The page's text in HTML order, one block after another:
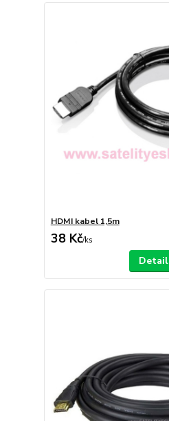
HDMI kabel 1,5m
38 Kč/ks
Detail